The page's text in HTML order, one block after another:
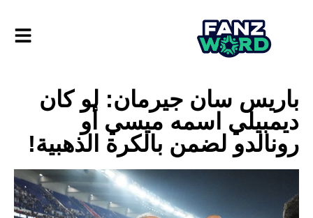
باريس سان جيرمان: لو كان
ديمبيلي اسمه ميسي أو
رونالدو لضمن بالكرة الذهبية!